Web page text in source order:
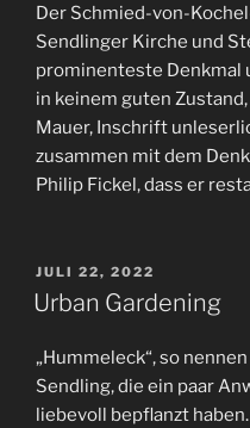
Der Schmied-von-
Sendlinger Kirche und
prominenteste Denkmal
in keinem guten
Mauer, Inschrift
zusammen mit dem
Philip Fickel, dass er
VERÖFFENTLICHT
AM
JULI 22, 2022
Urban Gardening
„Hummeleck“, so
Sendling, die ein paar
liebevoll bepflanzt